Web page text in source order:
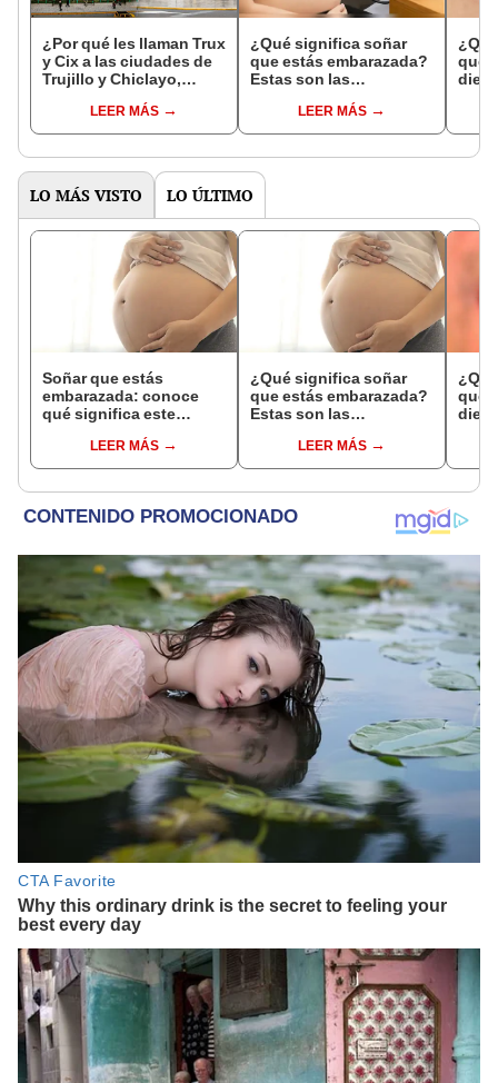
¿Por qué les llaman Trux
y Cix a las ciudades de
Trujillo y Chiclayo,
LEER MÁS
¿Qué significa soñar
que estás embarazada?
Estas son las
comunesLEER MÁS
que
LO MÁS VISTO LO ÚLTIMO
Soñar que estás
embarazada: conoce
qué significa este
LEER MÁS
¿Qué significa soñar
que estás embarazada?
Estas son las
comunesLEER MÁS
que